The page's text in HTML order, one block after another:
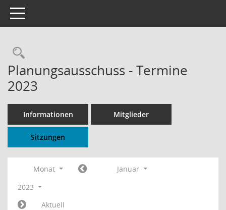
Toggle navigation
Rechercheauswahl
Planungsausschuss - Termine
2023
Informationen Mitglieder
Sitzungen
Monat
Januar
2023
Aktuell